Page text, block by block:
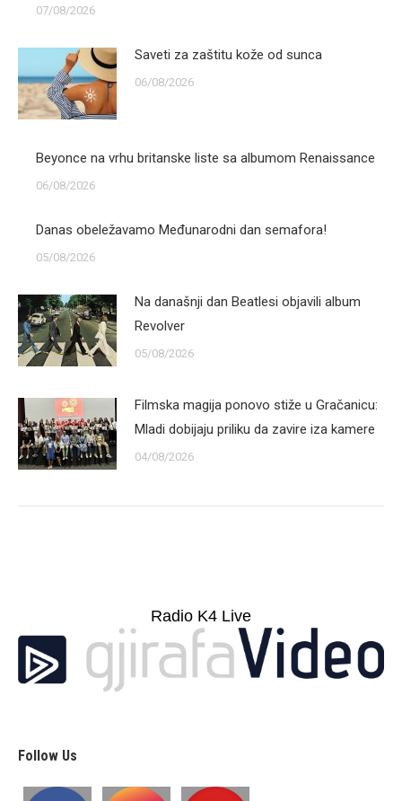
07/08/2026
Saveti za zaštitu kože od sunca
06/08/2026
Beyonce na vrhu britanske liste sa albumom Renaissance
06/08/2026
Danas obeležavamo Međunarodni dan semafora!
05/08/2026
Na današnji dan Beatlesi objavili album
Revolver
05/08/2026
Filmska magija ponovo stiže u Gračanicu:
Mladi dobijaju priliku da zavire iza kamere
04/08/2026
Radio K4 Live
Follow Us